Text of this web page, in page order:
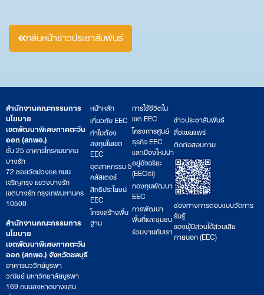
กลับหน้าข่าวประชาสัมพันธ์
สำนักงานคณะกรรมการ
นโยบาย
เขตพัฒนาพิเศษภาคตะวัน
ออก (สกพอ.)
ชั้น 25 อาคารโทรคมนาคม
บางรัก
72 ซอยวัดม่วงแค ถนน
เจริญกรุง แขวงบางรัก
เขตบางรัก กรุงเทพมหานคร
10500
สำนักงานคณะกรรมการ
นโยบาย
เขตพัฒนาพิเศษภาคตะวัน
ออก (สกพอ.) จังหวัดชลบุรี
อาคารนววิทย์บูรพา
วณิชย์ มหาวิทยาลัยบูรพา
169 ถนนลงหาดบางแสน
หน้าหลัก
เกี่ยวกับ EEC
ทำไมต้อง
ลงทุนในเขต
EEC
อุตสาหกรรม 5
คลัสเตอร์
สิทธิประโยชน์
EEC
โครงสร้างพื้น
ฐาน
การใช้ชีวิตใน
เขต EEC
โครงการศูนย์
ธุรกิจ EEC
และเมืองใหม่น่า
อยู่อัจฉริยะ
(EECiti)
กองทุนพัฒนา
EEC
การพัฒนา
พื้นที่และชุมชน
ร่วมงานกับเรา
ข่าวประชาสัมพันธ์
สื่อเผยแพร่
ติดต่อสอบถาม
ช่องทางการตอบแบบวัดการ
รับรู้
ของผู้มีส่วนได้ส่วนเสีย
ภายนอก (EEC)